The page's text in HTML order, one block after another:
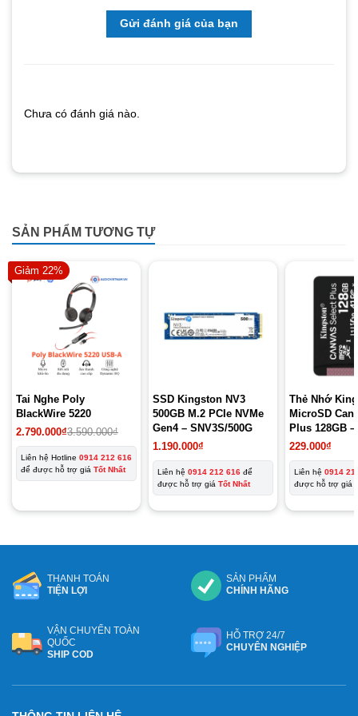
Gửi đánh giá của bạn
Chưa có đánh giá nào.
SẢN PHẨM TƯƠNG TỰ
Giảm 22%
Tai Nghe Poly
BlackWire 5220
2.790.000₫3.590.000₫
Liên hệ Hotline 0914 212 616
để được hỗ trợ giá Tốt Nhất
SSD Kingston NV3
500GB M.2 PCIe NVMe
Gen4 – SNV3S/500G
1.190.000₫
Liên hệ0914 212 616 để
được hỗ trợ giáTốt Nhất
Thẻ Nhớ
MicroSD
Plus 128GB –
SDCS2/
229.000₫
Liên hệ0914
được hỗ trợ giá
THANH TOÁN
TIỆN LỢI
SẢN PHẨM
CHÍNH HÃNG
VẬN CHUYỂN TOÀN
QUỐC
SHIP COD
HỖ TRỢ 24/7
CHUYÊN NGHIỆP